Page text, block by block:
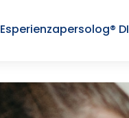
Esperienzapersolog®